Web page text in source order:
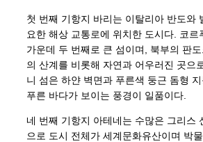
첫 번째 기항지 바리는 이탈리아 반도와
요한 해상 교통로에 위치한 도시다. 코르
가운데 두 번째로 큰 섬이며, 북부의 판
의 산계를 비롯해 자연과 어우러진 곳으
니 섬은 하얀 벽면과 푸른색 둥근 돔형
푸른 바다가 보이는 풍경이 일품이다.
네 번째 기항지 아테네는 수많은 그리스
으로 도시 전체가 세계문화유산이며 박